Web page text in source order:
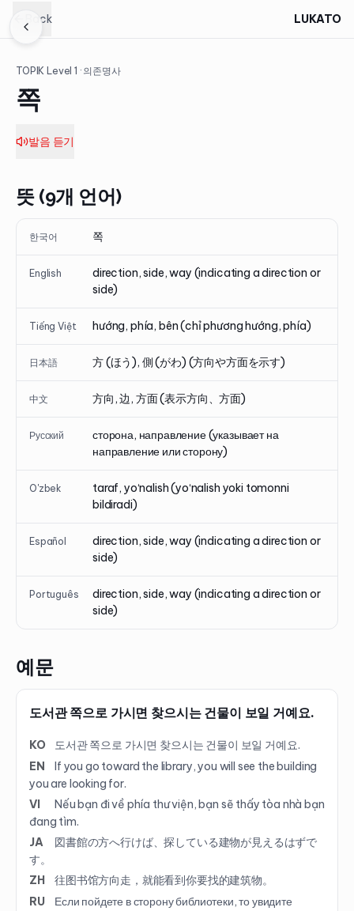
Back LUKATO
TOPIK Level1 · 의존명사
쪽
발음 듣기
뜻 (9개 언어)
한국어 쪽
English
direction, side, way (indicating a direction or
side)
Tiếng Việt hướng, phía, bên (chỉ phương hướng, phía)
日本語 方 (ほう), 側 (がわ) (方向や方面を示す)
中文 方向, 边, 方面 (表示方向、方面)
Русский
сторона, направление (указывает на
направление или сторону)
O'zbek
taraf, yoʻnalish (yoʻnalish yoki tomonni
bildiradi)
Español
direction, side, way (indicating a direction or
side)
Português
direction, side, way (indicating a direction or
side)
예문
도서관 쪽으로 가시면 찾으시는 건물이 보일 거예요.
KO
도서관 쪽으로 가시면 찾으시는 건물이 보일 거예요.
EN
If you go toward the library, you will see the building
you are looking for.
VI
Nếu bạn đi về phía thư viện, bạn sẽ thấy tòa nhà bạn
đang tìm.
JA
図書館の方へ行けば、探している建物が見えるはずで
す。
ZH
往图书馆方向走，就能看到你要找的建筑物。
RU
Если пойдете в сторону библиотеки, то увидите